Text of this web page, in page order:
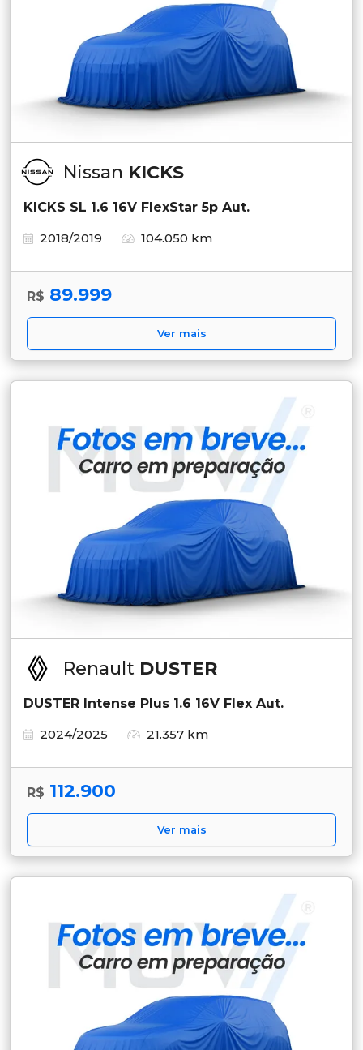
Nissan KICKS
KICKS SL 1.6 16V FlexStar 5p Aut.
2018/2019
104.050 km
R$ 89.999
Ver mais
Renault DUSTER
DUSTER Intense Plus 1.6 16V Flex Aut.
2024/2025
21.357 km
R$ 112.900
Ver mais